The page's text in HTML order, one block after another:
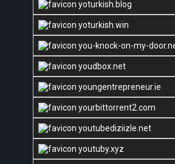
yoturkish.blog
yoturkish.win
you-knock-on-my-
youdbox.net
youngentrepreneur.ie
yourbittorrent2.com
youtubediziizle.net
youtuby.xyz